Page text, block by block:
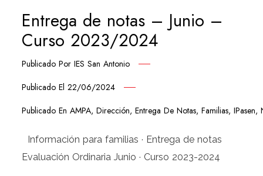
Entrega de notas – Junio –
Curso 2023/2024
Publicado PorIES San Antonio
Publicado El22/06/2024
Publicado EnAMPA,Dirección,Entrega De Notas,Familias,IPasen,
Información para familias · Entrega de notas
Evaluación Ordinaria Junio · Curso 2023-2024